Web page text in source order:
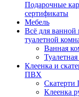
Подарочные
сертификаты
Мебель
Всё для ванной
туалетной
Ванная
Клеенка и
ПВХ
Клеенка